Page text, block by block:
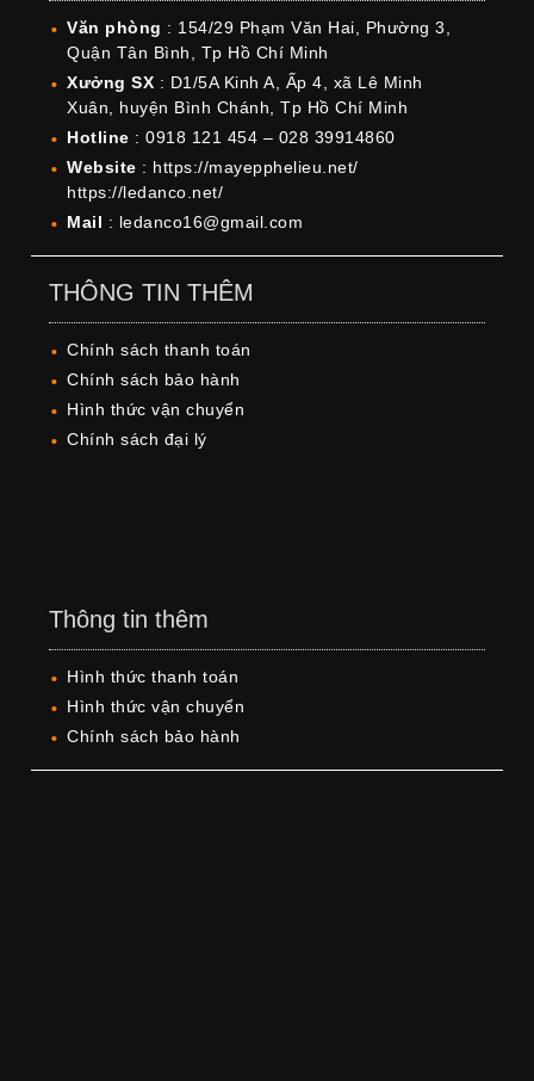
Văn phòng : 154/29 Phạm Văn Hai, Phường 3,
Quận Tân Bình, Tp Hồ Chí Minh
Xưởng SX : D1/5A Kinh A, Ấp 4, xã Lê Minh
Xuân, huyện Bình Chánh, Tp Hồ Chí Minh
Hotline : 0918 121 454 – 028 39914860
Website : https://mayepphelieu.net/
https://ledanco.net/
Mail : ledanco16@gmail.com
THÔNG TIN THÊM
Chính sách thanh toán
Chính sách bảo hành
Hình thức vận chuyển
Chính sách đại lý
Thông tin thêm
Hình thức thanh toán
Hình thức vận chuyển
Chính sách bảo hành